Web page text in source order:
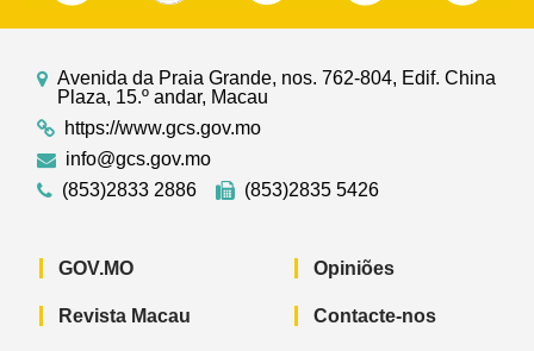
Avenida da Praia Grande, nos. 762-804, Edif. China
Plaza, 15.º andar, Macau
https://www.gcs.gov.mo
info@gcs.gov.mo
(853)2833 2886
(853)2835 5426
GOV.MO
Revista Macau
Opiniões
Contacte-nos